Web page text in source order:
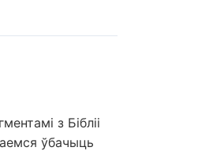
з Бібліі
ўбачыць